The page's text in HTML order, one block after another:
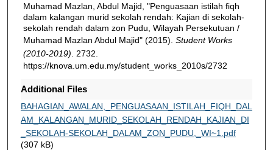
Muhamad Mazlan, Abdul Majid, "Penguasaan istilah fiqh
dalam kalangan murid sekolah rendah: Kajian di sekolah-
sekolah rendah dalam zon Pudu, Wilayah Persekutuan /
Muhamad Mazlan Abdul Majid" (2015). Student Works
(2010-2019) . 2732.
https://knova.um.edu.my/student_works_2010s/2732
Additional Files
BAHAGIAN_AWALAN,_PENGUASAAN_ISTILAH_FIQH_DAL
AM_KALANGAN_MURID_SEKOLAH_RENDAH_KAJIAN_DI
_SEKOLAH-SEKOLAH_DALAM_ZON_PUDU,_WI~1.pdf
(307 kB)